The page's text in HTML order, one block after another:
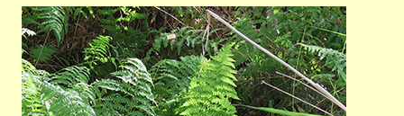
Bild